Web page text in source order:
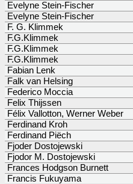
Evelyne Stein-Fischer
Evelyne Stein-Fischer
F. G. Klimmek
F.G.Klimmek
F.G.Klimmek
F.G.Klimmek
Fabian Lenk
Falk van Helsing
Federico Moccia
Felix Thijssen
Félix Vallotton, Werner Weber
Ferdinand Kroh
Ferdinand Piëch
Fjoder Dostojewski
Fjodor M. Dostojewski
Frances Hodgson Burnett
Francis Fukuyama